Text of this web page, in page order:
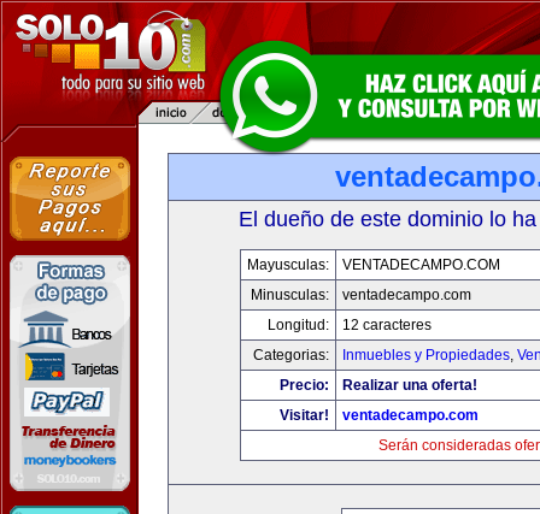
El dueño de este dominio lo
Mayusculas:
VENTADECAMPO.COM
Minusculas:
ventadecampo.com
Longitud:
12 caracteres
Categorias:
Inmuebles y Propiedades,
Precio:
Realizar una oferta!
Visitar!
ventadecampo.com
Serán consideradas